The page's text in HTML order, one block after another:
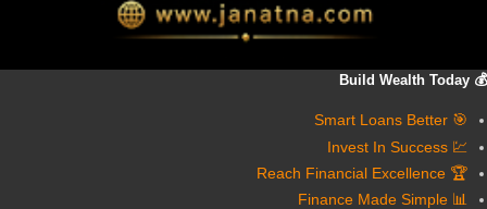
💰 Build Wealth Today
🎯 Smart Loans Better
💹 Invest In Success
🏆 Reach Financial Excellence
📊 Finance Made Simple